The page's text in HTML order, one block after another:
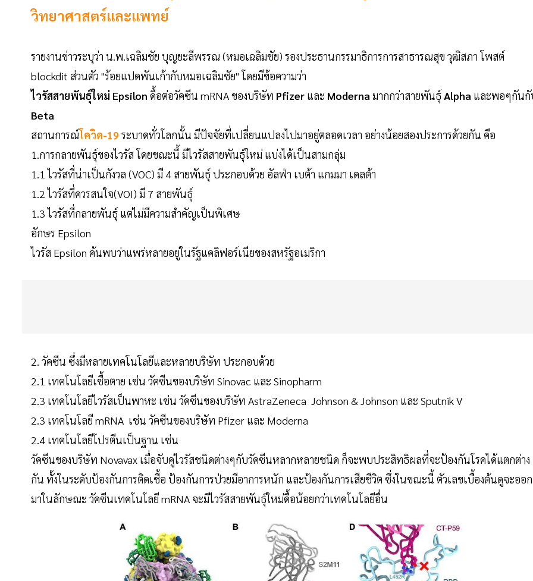
วิทยาศาสตร์และแพทย์
รายงานข่าวระบุว่า น.พ.เฉลิมชัย บุญยะลีพรรณ (หมอเฉลิมชัย) รองประธานกรรมาธิการการสาธารณสุข วุฒิสภา โพสต์
blockdit ส่วนตัว "ร้อยแปดพันเก้ากับหมอเฉลิมชัย" โดยมีข้อความว่า
ไวรัสสายพันธุ์ใหม่ Epsilon ดื้อต่อวัคซีน mRNA ของบริษัท Pfizer และ Moderna มากกว่าสายพันธุ์Alpha และพอๆกัน
Beta
สถานการณ์โควิด-19 ระบาดทั่วโลกนั้น มีปัจจัยที่เปลี่ยนแปลงไปมาอยู่ตลอดเวลา อย่างน้อยสองประการด้วยกัน คือ
1.การกลายพันธุ์ของไวรัส โดยขณะนี้ มีไวรัสสายพันธุ์ใหม่ แบ่งได้เป็นสามกลุ่ม
1.1 ไวรัสที่น่าเป็นกังวล (VOC) มี 4 สายพันธุ์ ประกอบด้วย อัลฟ่า เบต้า แกมมา เดลต้า
1.2 ไวรัสที่ควรสนใจ(VOI) มี 7 สายพันธุ์
1.3 ไวรัสที่กลายพันธุ์ แต่ไม่มีความสำคัญเป็นพิเศษ
อักษร Epsilon
ไวรัส Epsilon ค้นพบว่าแพร่หลายอยู่ในรัฐแคลิฟอร์เนียของสหรัฐอเมริกา
2. วัคซีน ซึ่งมีหลายเทคโนโลยีและหลายบริษัท ประกอบด้วย
2.1 เทคโนโลยีเชื้อตาย เช่น วัคซีนของบริษัท Sinovac และ Sinopharm
2.3 เทคโนโลยีไวรัสเป็นพาหะ เช่น วัคซีนของบริษัท AstraZeneca Johnson & Johnson และ Sputnik V
2.3 เทคโนโลยี mRNA เช่น วัคซีนของบริษัท Pfizer และ Moderna
2.4 เทคโนโลยีโปรตีนเป็นฐาน เช่น
วัคซีนของบริษัท Novavax เมื่อจับคู่ไวรัสชนิดต่างๆกับวัคซีนหลากหลายชนิด ก็จะพบประสิทธิผลที่จะป้องกันโรคได้แตกต่าง
กัน ทั้งในระดับป้องกันการติดเชื้อ ป้องกันการป่วยมีอาการหนัก และป้องกันการเสียชีวิต ซึ่งในขณะนี้ ตัวเลขเบื้องต้นดูจะออก
มาในลักษณะ วัคซีนเทคโนโลยี mRNA จะมีไวรัสสายพันธุ์ใหม่ดื้อน้อยกว่าเทคโนโลยีอื่น